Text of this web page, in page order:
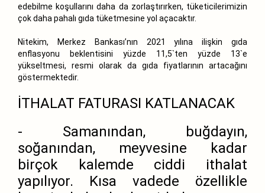
edebilme koşullarını daha da zorlaştırırken, tüketicilerimizin
çok daha pahalı gıda tüketmesine yol açacaktır.
Nitekim, Merkez Bankası’nın 2021 yılına ilişkin gıda
enflasyonu beklentisini yüzde 11,5`ten yüzde 13`e
yükseltmesi, resmi olarak da gıda fiyatlarının artacağını
göstermektedir.
İTHALAT FATURASI KATLANACAK
- Samanından, buğdayın,
soğanından, meyvesine kadar
birçok kalemde ciddi ithalat
yapılıyor. Kısa vadede özellikle